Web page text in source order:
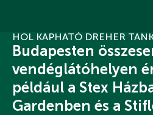
HOL KAPHATÓ DREHER
Budapesten
vendéglátóhelyen
például a Stex
Gardenben és a